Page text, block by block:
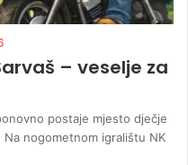
– veselje za
postaje mjesto dječje
nogometnom igralištu NK